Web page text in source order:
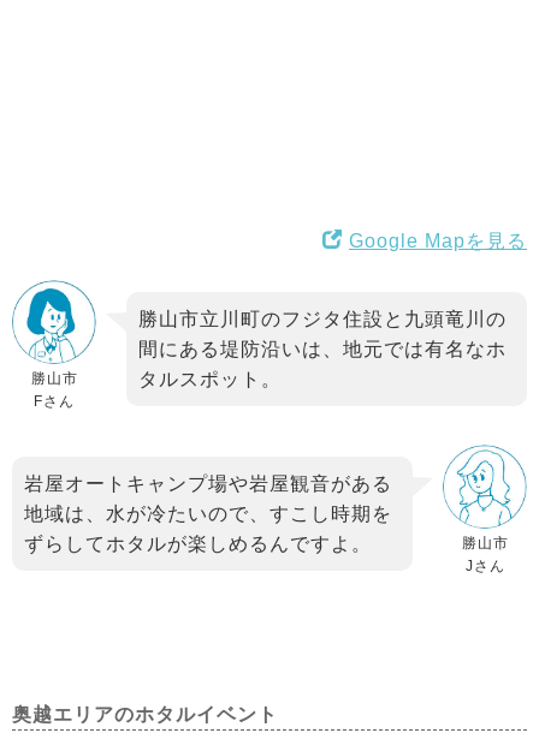
Google Mapを見る
勝山市
Fさん
勝山市立川町のフジタ住設と九頭竜川の
間にある堤防沿いは、地元では有名なホ
タルスポット。
勝山市
Jさん
岩屋オートキャンプ場や岩屋観音がある
地域は、水が冷たいので、すこし時期を
ずらしてホタルが楽しめるんですよ。
奥越エリアのホタルイベント